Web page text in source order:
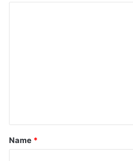
*
Name *